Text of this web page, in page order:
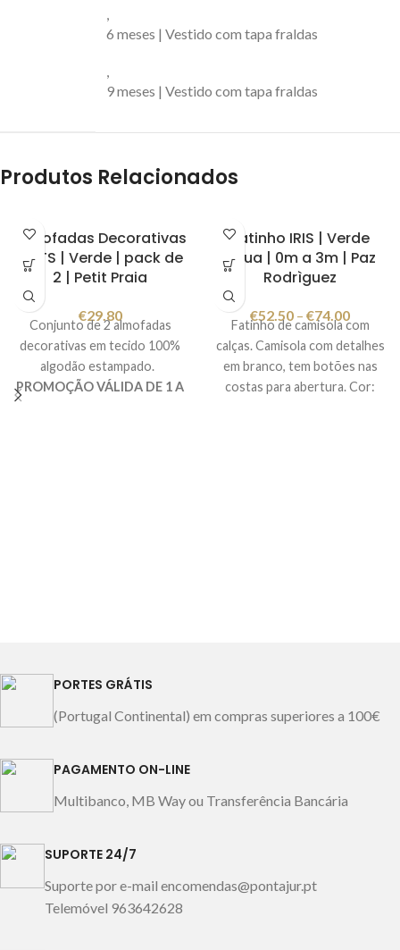
,
6 meses | Vestido com tapa fraldas
,
9 meses | Vestido com tapa fraldas
Produtos Relacionados
Almofadas Decorativas
CATS | Verde | pack de
2 | Petit Praia
€29.80
Conjunto de 2 almofadas
decorativas em tecido 100%
algodão estampado.
PROMOÇÃO VÁLIDA DE 1 A
Fatinho IRIS | Verde
Agua | 0m a 3m | Paz
Rodrìguez
€52.50 – €74.00
Fatinho de camisola com
calças. Camisola com detalhes
em branco, tem botões nas
costas para abertura. Cor:
PORTES GRÁTIS
(Portugal Continental) em compras superiores a 100€
PAGAMENTO ON-LINE
Multibanco, MB Way ou Transferência Bancária
SUPORTE 24/7
Suporte por e-mail encomendas@pontajur.pt
Telemóvel 963642628